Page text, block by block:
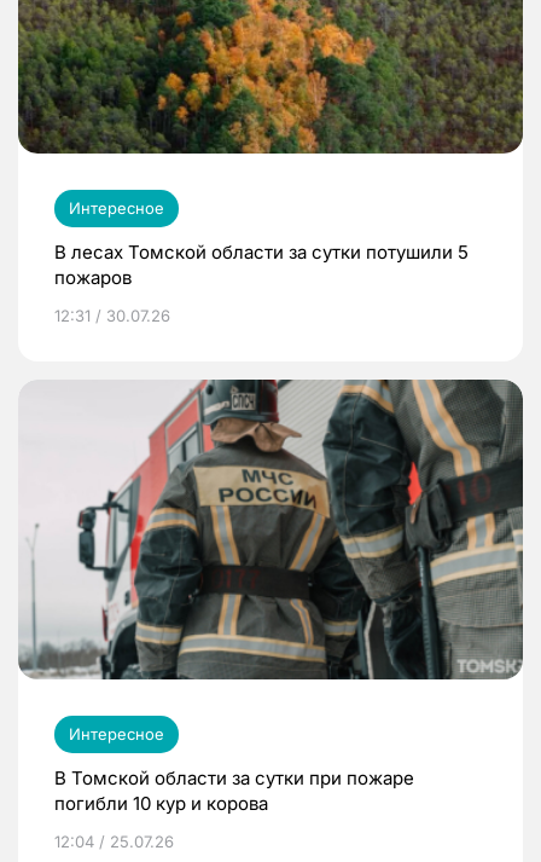
Интересное
В лесах Томской области за сутки потушили 5
пожаров
12:31 / 30.07.26
Интересное
В Томской области за сутки при пожаре
погибли 10 кур и корова
12:04 / 25.07.26